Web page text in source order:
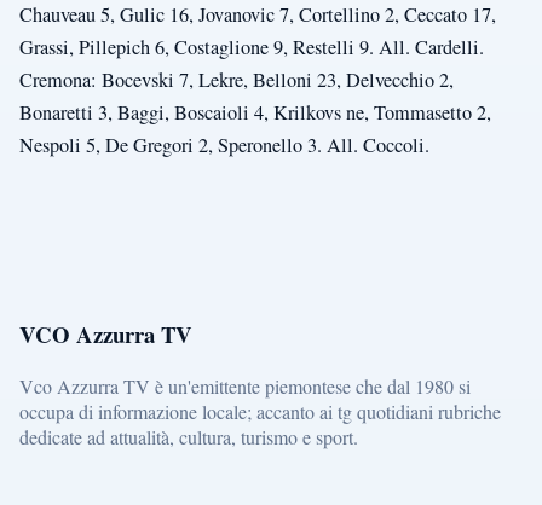
Chauveau 5, Gulic 16, Jovanovic 7, Cortellino 2, Ceccato 17,
Grassi, Pillepich 6, Costaglione 9, Restelli 9. All. Cardelli.
Cremona: Bocevski 7, Lekre, Belloni 23, Delvecchio 2,
Bonaretti 3, Baggi, Boscaioli 4, Krilkovs ne, Tommasetto 2,
Nespoli 5, De Gregori 2, Speronello 3. All. Coccoli.
VCO Azzurra TV
Vco Azzurra TV è un'emittente piemontese che dal 1980 si
occupa di informazione locale; accanto ai tg quotidiani rubriche
dedicate ad attualità, cultura, turismo e sport.